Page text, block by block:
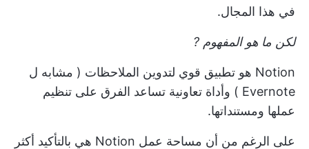
في هذا المجال.
لكن ما هو المفهوم ?
Notion هو تطبيق قوي لتدوين الملاحظات (
مشابه ل
Evernote ) وأداة تعاونية تساعد الفرق على تنظيم
عملها ومستنداتها.
على الرغم من أن مساحة عمل Notion هي بالتأكيد أكثر